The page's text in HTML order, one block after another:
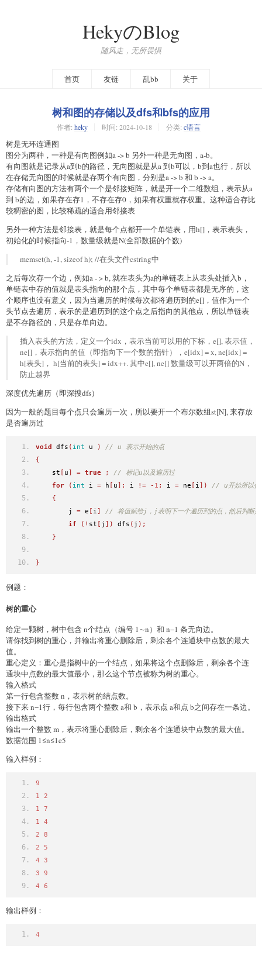
HekyのBlog
随风走，无所畏惧
首页 友链 乱bb 关于
树和图的存储以及dfs和bfs的应用
作者: heky 时间: 2024-10-18 分类: c语言
树是无环连通图
图分为两种，一种是有向图例如a -> b 另外一种是无向图，a-b。
有向图就是记录从a到b的路径，无向图就是从a 到b可以，b到a也行，所以
在存储无向图的时候就是存两个有向图，分别是a -> b 和 b -> a。
存储有向图的方法有两个一个是邻接矩阵，就是开一个二维数组，表示从a
到 b的边，如果存在存1，不存在存0，如果有权重就存权重。这种适合存比
较稠密的图，比较稀疏的适合用邻接表
另外一种方法是邻接表，就是每个点都开一个单链表，用h[]，表示表头，
初始化的时候指向-1，数量级就是N(全部数据的个数)
memset(h, -1, sizeof h); //在头文件cstring中
之后每次存一个边，例如a - > b, 就在表头为a的单链表上从表头处插入b，
单链表中存的值就是表头指向的那个点，其中每个单链表都是无序的，这
个顺序也没有意义，因为当遍历的时候每次都将遍历到的e[]，值作为一个
头节点去遍历，表示的是遍历到的这个点之后指向的其他点，所以单链表
是不存路径的，只是存单向边。
插入表头的方法，定义一个idx，表示当前可以用的下标，e[], 表示值，
ne[]，表示指向的值（即指向下一个数的指针），e[idx] = x, ne[idx] =
h[表头]， h[当前的表头] = idx++. 其中e[], ne[] 数量级可以开两倍的N，
防止越界
深度优先遍历（即深搜dfs）
因为一般的题目每个点只会遍历一次，所以要开一个布尔数组st[N], 来存放
是否遍历过
void dfs ( int u )
// u 表示开始的点
{
    st
[ u] = true ;
// 标记u以及遍历过
for
( int i = h [ u]; i != - 1 ; i = ne [ i])
// u开始所以作
{
        j
= e [ i]
// 将值赋给j，j表明下一个遍历到的点，然后判断
if
(! st [ j ]) dfs ( j );
}
}
例题：
树的重心
给定一颗树，树中包含 n个结点（编号 1∼n）和 n−1 条无向边。
请你找到树的重心，并输出将重心删除后，剩余各个连通块中点数的最大
值。
重心定义：重心是指树中的一个结点，如果将这个点删除后，剩余各个连
通块中点数的最大值最小，那么这个节点被称为树的重心。
输入格式
第一行包含整数 n，表示树的结点数。
接下来 n−1行，每行包含两个整数 a和 b，表示点 a和点 b之间存在一条边。
输出格式
输出一个整数 m，表示将重心删除后，剩余各个连通块中点数的最大值。
数据范围 1≤n≤1e5
输入样例：
9
1
2
1
7
1
4
2
8
2
5
4
3
3
9
4
6
输出样例：
4